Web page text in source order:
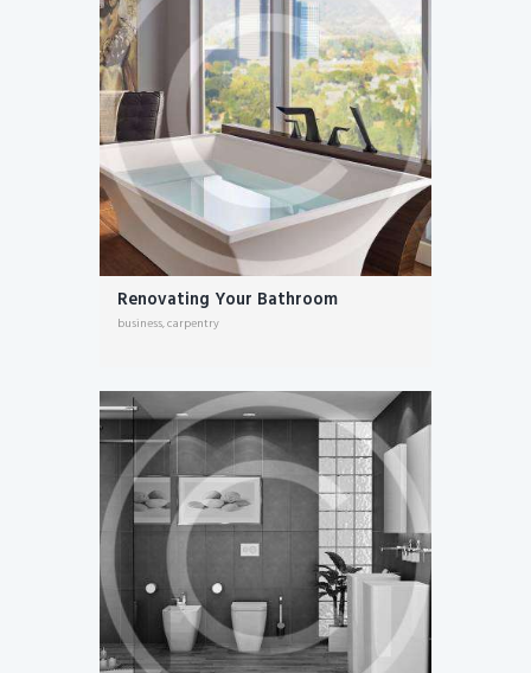
Renovating Your Bathroom
business,carpentry